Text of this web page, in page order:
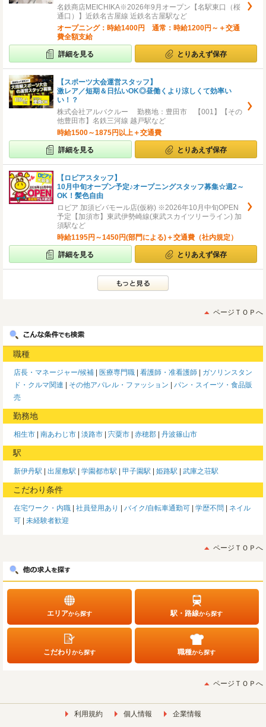
名鉄商店MEICHIKA※2026年9月オープン【名駅東口（桜
通口）】近鉄名古屋線 近鉄名古屋駅など
オープニング：時給1400円 通常：時給1200円～＋交通
費全額支給
詳細を見る とりあえず保存
【スポーツ大会運営スタッフ】
激レア／短期＆日払いOK◎昼働くより涼しくて効率い
い！？
株式会社アルバクルー 勤務地：豊田市 【001】【その
他豊田市】名鉄三河線 越戸駅など
時給1500～1875円以上＋交通費
詳細を見る とりあえず保存
【ロピアスタッフ】
10月中旬オープン予定♪オープニングスタッフ募集☆週2～
OK！髪色自由
ロピア 加須ビバモール店(仮称) ※2026年10月中旬OPEN
予定【加須市】東武伊勢崎線(東武スカイツリーライン) 加
須駅など
時給1195円～1450円(部門による)＋交通費（社内規定）
詳細を見る とりあえず保存
ページＴＯＰへ
職種
店長・マネージャー/候補 医療専門職 看護師・准看護師
ガソリンスタン
ド・クルマ関連
その他アパレル・ファッション
パン・スイーツ・食品販
売
勤務地
相生市 南あわじ市 淡路市 宍粟市 赤穂郡 丹波篠山市
駅
新伊丹駅 出屋敷駅 学園都市駅 甲子園駅 姫路駅 武庫之荘駅
こだわり条件
在宅ワーク・内職 社員登用あり バイク/自転車通勤可 学歴不問
ネイル
可
未経験者歓迎
ページＴＯＰへ
エリアから探す 駅・路線から探す
こだわりから探す 職種から探す
ページＴＯＰへ
利用規約 個人情報 企業情報